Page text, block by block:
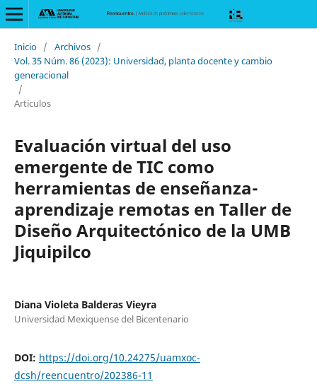
Inicio / Archivos /
Vol. 35 Núm. 86 (2023): Universidad, planta docente y cambio
generacional
/
Artículos
Evaluación virtual del uso
emergente de TIC como
herramientas de enseñanza-
aprendizaje remotas en Taller de
Diseño Arquitectónico de la UMB
Jiquipilco
Diana Violeta Balderas Vieyra
Universidad Mexiquense del Bicentenario
DOI: https://doi.org/10.24275/uamxoc-
dcsh/reencuentro/202386-11